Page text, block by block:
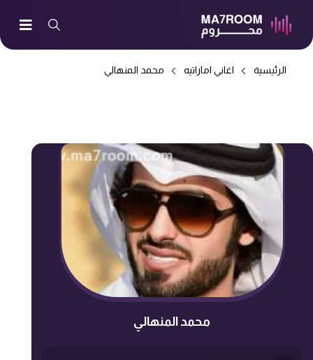
الرئيسية اغاني اماراتيه محمد المنهالي
محمد المنهالي